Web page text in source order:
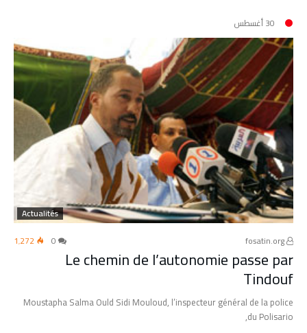
30 أغسطس
Actualités
1٬272
Le chemin de l’autonomie passe par
Tindouf
Moustapha Salma Ould Sidi Mouloud, l’inspecteur général de la police
du Polisario,